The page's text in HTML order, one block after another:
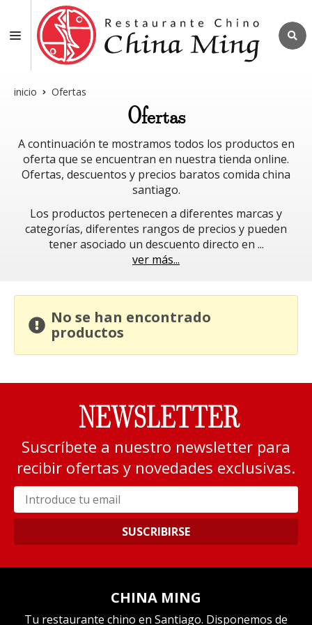
inicio Ofertas
Ofertas
A continuación te mostramos todos los productos en
oferta que se encuentran en nuestra tienda online.
Ofertas, descuentos y precios baratos comida china
santiago.
Los productos pertenecen a diferentes marcas y
categorías, diferentes rangos de precios y pueden
tener asociado un descuento directo en ...
ver más...
No se han encontrado
productos
NEWSLETTER
Suscríbete a nuestro newsletter para
recibir ofertas y novedades exclusivas.
SUSCRIBIRSE
CHINA MING
Tu restaurante chino en Santiago. Disponemos de